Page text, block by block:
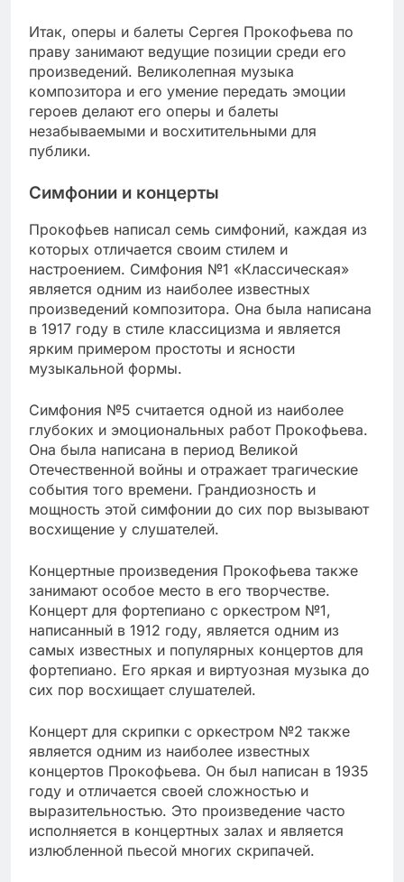
Итак, оперы и балеты Сергея Прокофьева по
праву занимают ведущие позиции среди его
произведений. Великолепная музыка
композитора и его умение передать эмоции
героев делают его оперы и балеты
незабываемыми и восхитительными для
публики.
Симфонии и концерты
Прокофьев написал семь симфоний, каждая из
которых отличается своим стилем и
настроением. Симфония №1 «Классическая»
является одним из наиболее известных
произведений композитора. Она была написана
в 1917 году в стиле классицизма и является
ярким примером простоты и ясности
музыкальной формы.
Симфония №5 считается одной из наиболее
глубоких и эмоциональных работ Прокофьева.
Она была написана в период Великой
Отечественной войны и отражает трагические
события того времени. Грандиозность и
мощность этой симфонии до сих пор вызывают
восхищение у слушателей.
Концертные произведения Прокофьева также
занимают особое место в его творчестве.
Концерт для фортепиано с оркестром №1,
написанный в 1912 году, является одним из
самых известных и популярных концертов для
фортепиано. Его яркая и виртуозная музыка до
сих пор восхищает слушателей.
Концерт для скрипки с оркестром №2 также
является одним из наиболее известных
концертов Прокофьева. Он был написан в 1935
году и отличается своей сложностью и
выразительностью. Это произведение часто
исполняется в концертных залах и является
излюбленной пьесой многих скрипачей.